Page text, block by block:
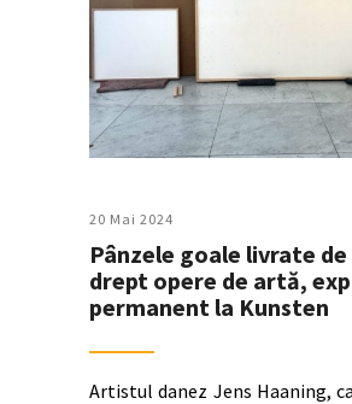
20 Mai 2024
Pânzele goale livrate
drept opere de artă,
permanent la Kunsten
Artistul danez Jens Haaning,